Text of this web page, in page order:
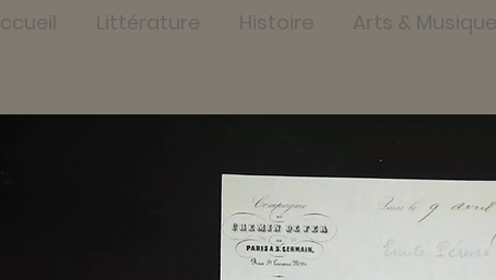
Littérature Histoire Arts & Musique